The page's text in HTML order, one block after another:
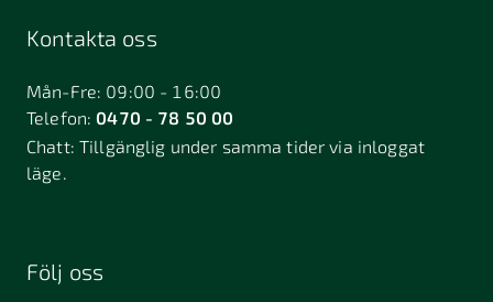
Kontakta oss
Mån-Fre: 09:00 - 16:00
Telefon:0470 - 78 50 00
Chatt:Tillgänglig under samma tider via inloggat
läge.
Följ oss